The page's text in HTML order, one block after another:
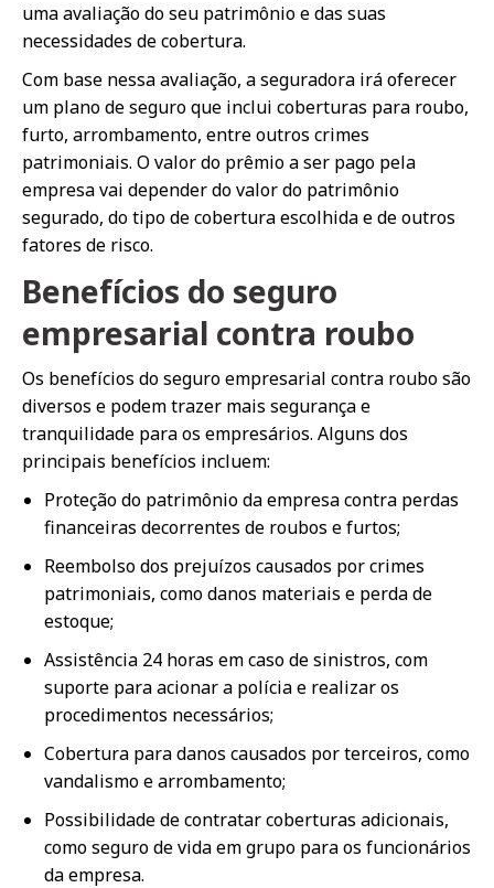
uma avaliação do seu patrimônio e das suas
necessidades de cobertura.
Com base nessa avaliação, a seguradora irá oferecer
um plano de seguro que inclui coberturas para roubo,
furto, arrombamento, entre outros crimes
patrimoniais. O valor do prêmio a ser pago pela
empresa vai depender do valor do patrimônio
segurado, do tipo de cobertura escolhida e de outros
fatores de risco.
Benefícios do seguro
empresarial contra roubo
Os benefícios do seguro empresarial contra roubo são
diversos e podem trazer mais segurança e
tranquilidade para os empresários. Alguns dos
principais benefícios incluem:
Proteção do patrimônio da empresa contra perdas
financeiras decorrentes de roubos e furtos;
Reembolso dos prejuízos causados por crimes
patrimoniais, como danos materiais e perda de
estoque;
Assistência 24 horas em caso de sinistros, com
suporte para acionar a polícia e realizar os
procedimentos necessários;
Cobertura para danos causados por terceiros, como
vandalismo e arrombamento;
Possibilidade de contratar coberturas adicionais,
como seguro de vida em grupo para os funcionários
da empresa.